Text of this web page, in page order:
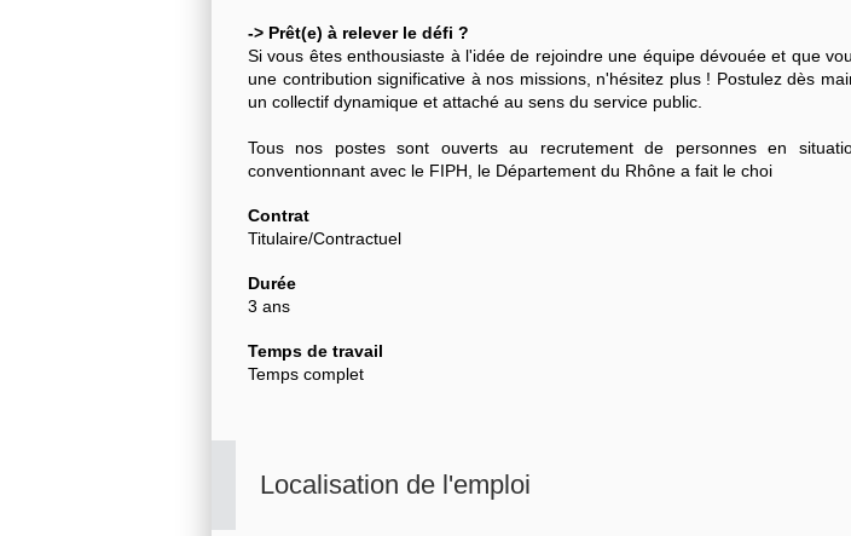
-> Prêt(e) à relever le défi ?
Si vous êtes enthousiaste à l'idée de rejoindre une équipe dévouée et que
une contribution significative à nos missions, n'hésitez plus ! Postulez dès
un collectif dynamique et attaché au sens du service public.
Tous nos postes sont ouverts au recrutement de personnes en
conventionnant avec le FIPH, le Département du Rhône a fait le choi
Contrat
Titulaire/Contractuel
Durée
3 ans
Temps de travail
Temps complet
Localisation de l'emploi